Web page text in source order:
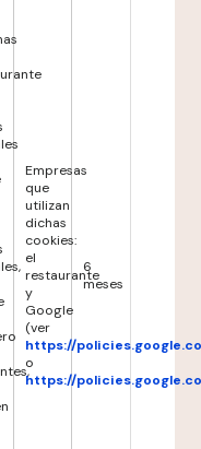
Empresas
que
utilizan
dichas
cookies:
el
restaurante
y
Google
(ver
https://
o
https://
6
meses